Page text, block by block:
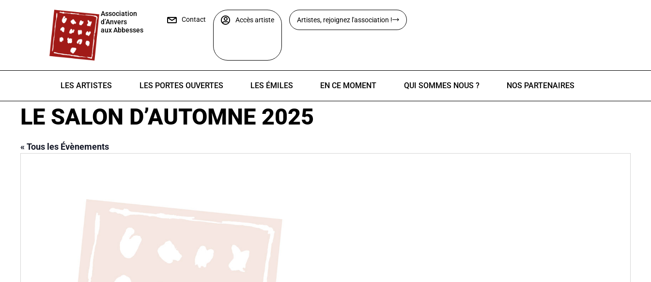
Association
d’Anvers
aux Abbesses
Contact Accès artiste Artistes, rejoignez l'association !
LES ARTISTES LES PORTES OUVERTES LES ÉMILES EN CE MOMENT QUI SOMMES NOUS ? NOS PARTENAIRES
LE SALON D’AUTOMNE 2025
« Tous les Évènements